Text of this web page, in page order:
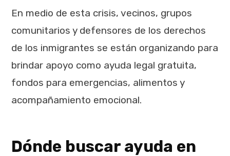
En medio de esta crisis, vecinos, grupos
comunitarios y defensores de los derechos
de los inmigrantes se están organizando para
brindar apoyo como ayuda legal gratuita,
fondos para emergencias, alimentos y
acompañamiento emocional.
Dónde buscar ayuda en